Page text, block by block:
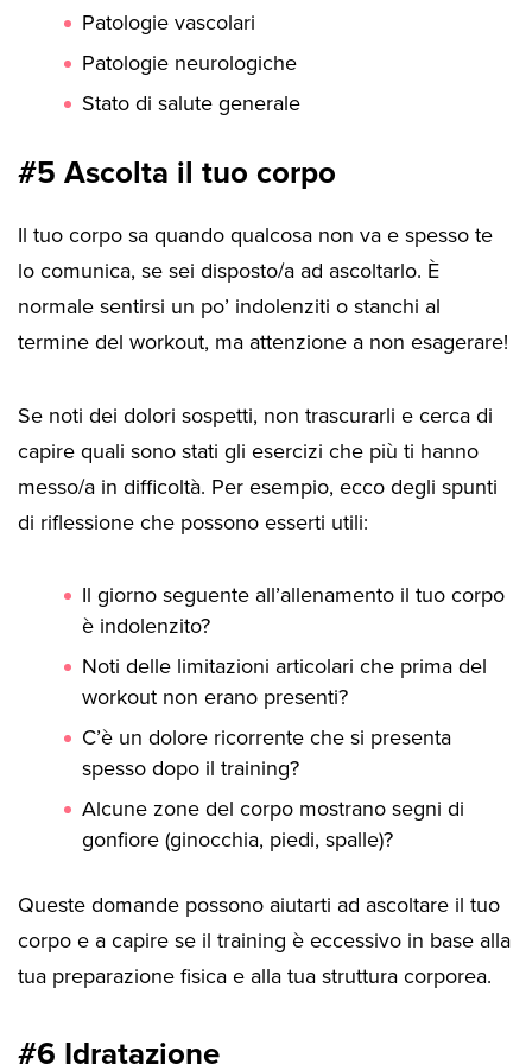
Patologie vascolari
Patologie neurologiche
Stato di salute generale
#5 Ascolta il tuo corpo
Il tuo corpo sa quando qualcosa non va e spesso te
lo comunica, se sei disposto/a ad ascoltarlo. È
normale sentirsi un po’ indolenziti o stanchi al
termine del workout, ma attenzione a non esagerare!
Se noti dei dolori sospetti, non trascurarli e cerca di
capire quali sono stati gli esercizi che più ti hanno
messo/a in difficoltà. Per esempio, ecco degli spunti
di riflessione che possono esserti utili:
Il giorno seguente all’allenamento il tuo corpo
è indolenzito?
Noti delle limitazioni articolari che prima del
workout non erano presenti?
C’è un dolore ricorrente che si presenta
spesso dopo il training?
Alcune zone del corpo mostrano segni di
gonfiore (ginocchia, piedi, spalle)?
Queste domande possono aiutarti ad ascoltare il tuo
corpo e a capire se il training è eccessivo in base alla
tua preparazione fisica e alla tua struttura corporea.
#6 Idratazione